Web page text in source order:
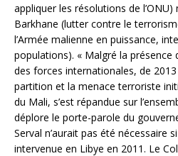
appliquer les résolutions de l’ONU)
Barkhane (lutter contre le
l’Armée malienne en puissance,
populations). « Malgré la présence
des forces internationales, de
partition et la menace terroriste
du Mali, s’est répandue sur
déplore le porte-parole du
Serval n’aurait pas été nécessaire si
intervenue en Libye en 2011. Le